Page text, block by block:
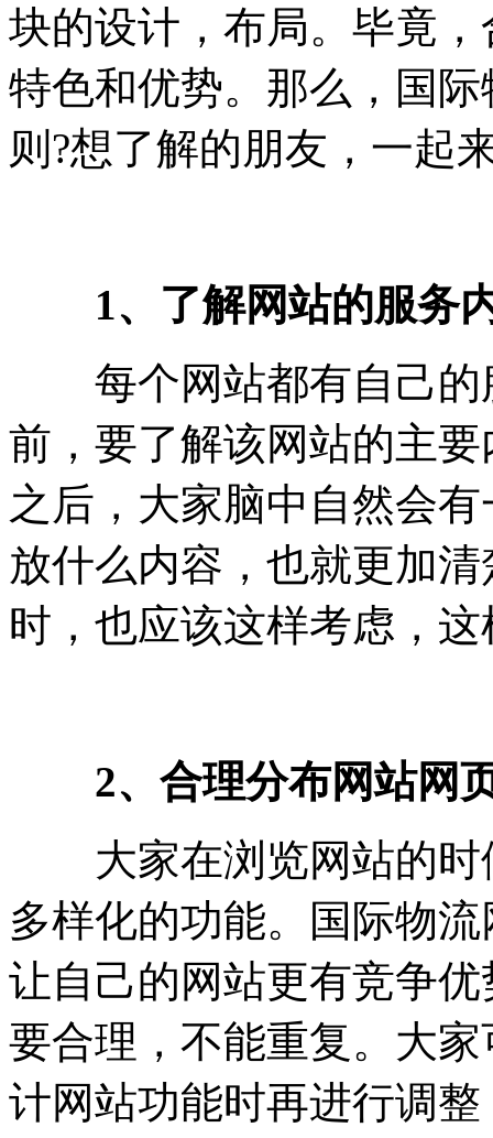
块的设计，布局。毕竟
特色和优势。那么，国
则?想了解的朋友，一起
1、了解网站的服务
每个网站都有自己的
前，要了解该网站的主
之后，大家脑中自然会
放什么内容，也就更加
时，也应该这样考虑，
2、合理分布网站网
大家在浏览网站的时
多样化的功能。国际物
让自己的网站更有竞争
要合理，不能重复。大
计网站功能时再进行调